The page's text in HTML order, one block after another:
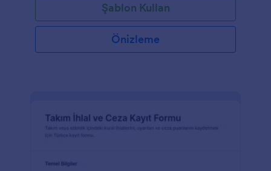
Şablon Kullan
Önizleme